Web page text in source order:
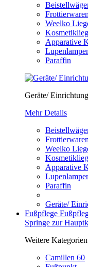
Frottierwaren
Weelko
Apparative
Paraffin
Geräte/ Einrichtung
Mehr Details
Frottierwaren
Weelko
Apparative
Paraffin
Geräte/
Fußpflege
Springe zur
Weitere Kategorien
Camillen 60